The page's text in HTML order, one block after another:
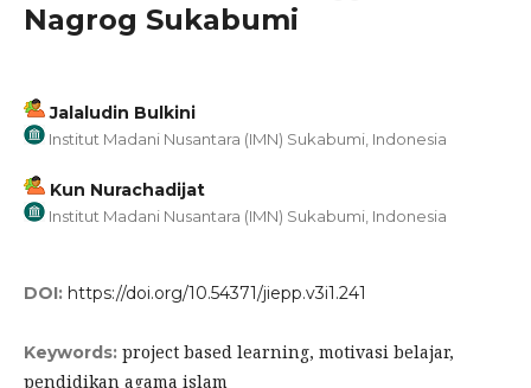
Nagrog Sukabumi
Jalaludin Bulkini
Institut Madani Nusantara (IMN) Sukabumi, Indonesia
Kun Nurachadijat
Institut Madani Nusantara (IMN) Sukabumi, Indonesia
DOI: https://doi.org/10.54371/jiepp.v3i1.241
Keywords: project based learning, motivasi belajar,
pendidikan agama islam